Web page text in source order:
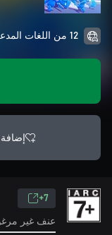
12 من اللغات المدعمة
إضافة
7+
عنف غير